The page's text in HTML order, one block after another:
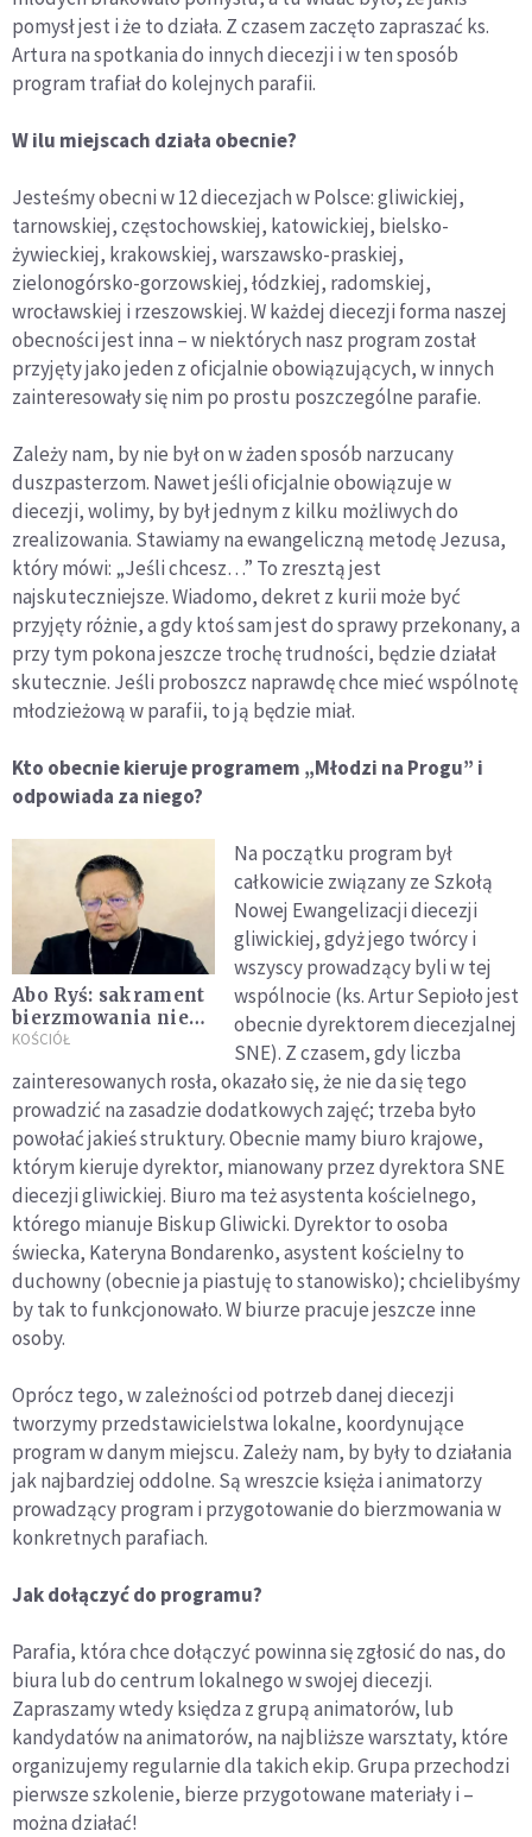
pomysł jest i że to działa. Z czasem zaczęto zapraszać ks.
Artura na spotkania do innych diecezji i w ten sposób
program trafiał do kolejnych parafii.
W ilu miejscach działa obecnie?
Jesteśmy obecni w 12 diecezjach w Polsce: gliwickiej,
tarnowskiej, częstochowskiej, katowickiej, bielsko-
żywieckiej, krakowskiej, warszawsko-praskiej,
zielonogórsko-gorzowskiej, łódzkiej, radomskiej,
wrocławskiej i rzeszowskiej. W każdej diecezji forma naszej
obecności jest inna – w niektórych nasz program został
przyjęty jako jeden z oficjalnie obowiązujących, w innych
zainteresowały się nim po prostu poszczególne parafie.
Zależy nam, by nie był on w żaden sposób narzucany
duszpasterzom. Nawet jeśli oficjalnie obowiązuje w
diecezji, wolimy, by był jednym z kilku możliwych do
zrealizowania. Stawiamy na ewangeliczną metodę Jezusa,
który mówi: „Jeśli chcesz…” To zresztą jest
najskuteczniejsze. Wiadomo, dekret z kurii może być
przyjęty różnie, a gdy ktoś sam jest do sprawy przekonany, a
przy tym pokona jeszcze trochę trudności, będzie działał
skutecznie. Jeśli proboszcz naprawdę chce mieć wspólnotę
młodzieżową w parafii, to ją będzie miał.
Kto obecnie kieruje programem „Młodzi na Progu” i
odpowiada za niego?
Abo Ryś: sakrament
bierzmowania nie
jest "metą" w życiu
KOŚCIÓŁ
Na początku program był
całkowicie związany ze Szkołą
Nowej Ewangelizacji diecezji
gliwickiej, gdyż jego twórcy i
wszyscy prowadzący byli w tej
wspólnocie (ks. Artur Sepioło jest
obecnie dyrektorem diecezjalnej
SNE). Z czasem, gdy liczba
zainteresowanych rosła, okazało się, że nie da się tego
prowadzić na zasadzie dodatkowych zajęć; trzeba było
powołać jakieś struktury. Obecnie mamy biuro krajowe,
którym kieruje dyrektor, mianowany przez dyrektora SNE
diecezji gliwickiej. Biuro ma też asystenta kościelnego,
którego mianuje Biskup Gliwicki. Dyrektor to osoba
świecka, Kateryna Bondarenko, asystent kościelny to
duchowny (obecnie ja piastuję to stanowisko); chcielibyśmy
by tak to funkcjonowało. W biurze pracuje jeszcze inne
osoby.
Oprócz tego, w zależności od potrzeb danej diecezji
tworzymy przedstawicielstwa lokalne, koordynujące
program w danym miejscu. Zależy nam, by były to działania
jak najbardziej oddolne. Są wreszcie księża i animatorzy
prowadzący program i przygotowanie do bierzmowania w
konkretnych parafiach.
Jak dołączyć do programu?
Parafia, która chce dołączyć powinna się zgłosić do nas, do
biura lub do centrum lokalnego w swojej diecezji.
Zapraszamy wtedy księdza z grupą animatorów, lub
kandydatów na animatorów, na najbliższe warsztaty, które
organizujemy regularnie dla takich ekip. Grupa przechodzi
pierwsze szkolenie, bierze przygotowane materiały i –
można działać!